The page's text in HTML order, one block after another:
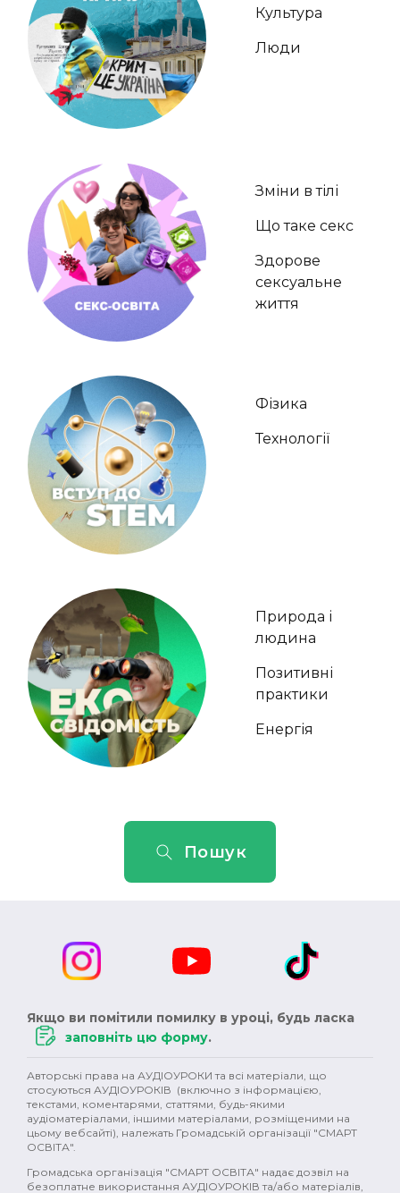
Культура
Люди
Зміни в тілі
Що таке секс
Здорове
сексуальне
життя
Фізика
Технології
Природа і
людина
Позитивні
практики
Енергія
Пошук
Якщо ви помітили помилку в уроці, будь ласка
заповніть цю форму.
Авторські права на АУДІОУРОКИ та всі матеріали, що
стосуються АУДІОУРОКІВ (включно з інформацією,
текстами, коментарями, статтями, будь-якими
аудіоматеріалами, іншими матеріалами, розміщеними на
цьому вебсайті), належать Громадській організації "СМАРТ
ОСВІТА".
Громадська організація "СМАРТ ОСВІТА" надає дозвіл на
безоплатне використання АУДІОУРОКІВ та/або матеріалів,